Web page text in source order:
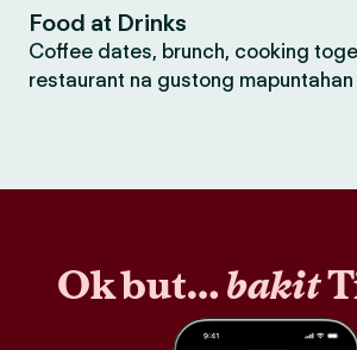
Food at Drinks
Coffee dates, brunch, cooking
restaurant na gustong
Ok but…bakit